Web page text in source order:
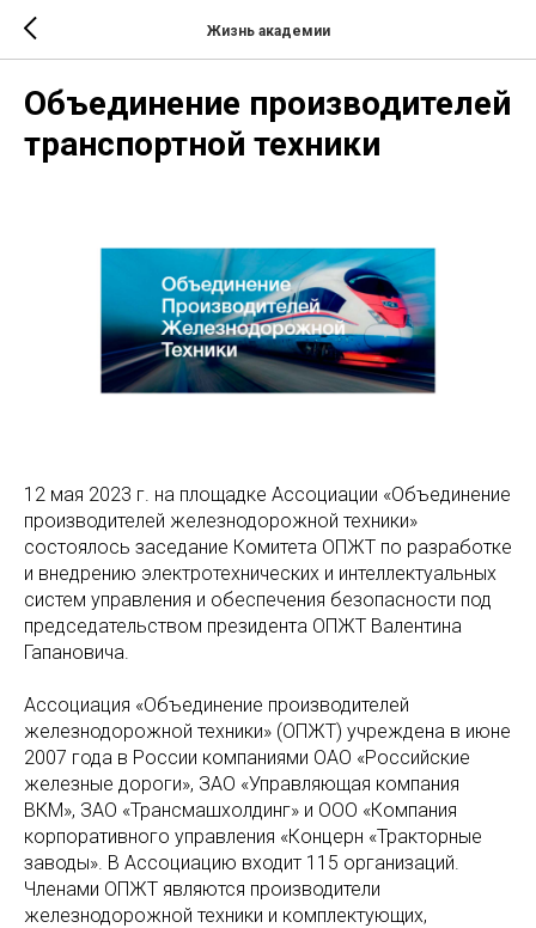
Жизнь академии
Объединение производителей
транспортной техники
12 мая 2023 г. на площадке Ассоциации «Объединение
производителей железнодорожной техники»
состоялось заседание Комитета ОПЖТ по разработке
и внедрению электротехнических и интеллектуальных
систем управления и обеспечения безопасности под
председательством президента ОПЖТ Валентина
Гапановича.
Ассоциация «Объединение производителей
железнодорожной техники» (ОПЖТ) учреждена в июне
2007 года в России компаниями ОАО «Российские
железные дороги», ЗАО «Управляющая компания
ВКМ», ЗАО «Трансмашхолдинг» и ООО «Компания
корпоративного управления «Концерн «Тракторные
заводы». В Ассоциацию входит 115 организаций.
Членами ОПЖТ являются производители
железнодорожной техники и комплектующих,